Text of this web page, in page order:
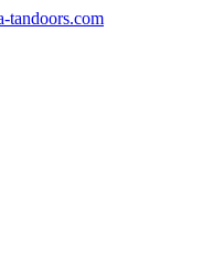
tandoors.com